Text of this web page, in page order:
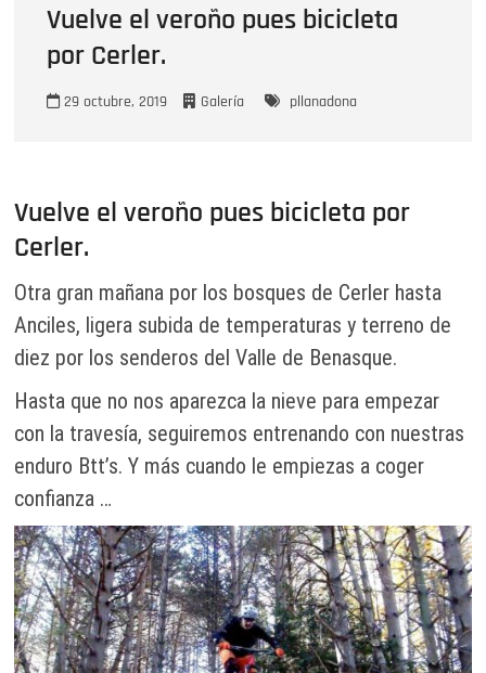
Vuelve el veroño pues bicicleta
por Cerler.
29 octubre, 2019 Galería pllanadona
Vuelve el veroño pues bicicleta por
Cerler.
Otra gran mañana por los bosques de Cerler hasta
Anciles, ligera subida de temperaturas y terreno de
diez por los senderos del Valle de Benasque.
Hasta que no nos aparezca la nieve para empezar
con la travesía, seguiremos entrenando con nuestras
enduro Btt’s. Y más cuando le empiezas a coger
confianza …